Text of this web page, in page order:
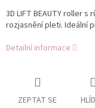
3D LIFT BEAUTY roller
rozjasnění pleti. Ideální
Detailní informace
ZEPTAT SE